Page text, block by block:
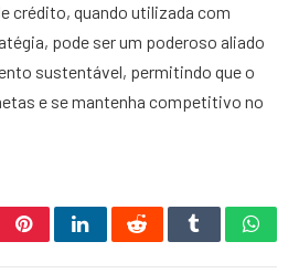
crédito, quando utilizada com
pode ser um poderoso aliado
sustentável, permitindo que o
e se mantenha competitivo no
PinterestLinkedInRedditTumblr